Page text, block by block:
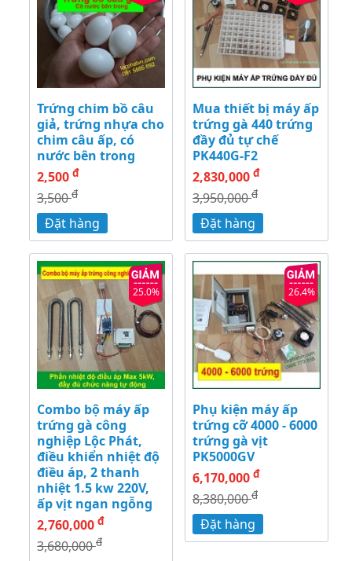
Trứng chim bồ câu
giả, trứng nhựa cho
chim câu ấp, có
nước bên trong
2,500 đ
3,500đ
Đặt hàng
Mua thiết bị máy ấp
trứng gà 440 trứng
đầy đủ tự chế
PK440G-F2
2,830,000 đ
3,950,000đ
Đặt hàng
25.0%
Combo bộ máy ấp
trứng gà công
nghiệp Lộc Phát,
điều khiển nhiệt độ
điều áp, 2 thanh
nhiệt 1.5 kw 220V,
ấp vịt ngan ngỗng
2,760,000 đ
3,680,000đ
26.4%
Phụ kiện máy ấp
trứng cỡ 4000 - 6000
trứng gà vịt
PK5000GV
6,170,000 đ
8,380,000đ
Đặt hàng